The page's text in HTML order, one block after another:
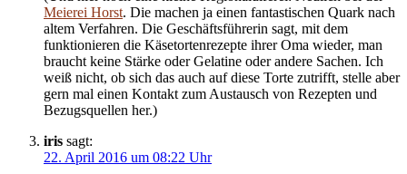
Meierei Horst. Die machen ja einen fantastischen Quark nach
altem Verfahren. Die Geschäftsführerin sagt, mit dem
funktionieren die Käsetortenrezepte ihrer Oma wieder, man
braucht keine Stärke oder Gelatine oder andere Sachen. Ich
weiß nicht, ob sich das auch auf diese Torte zutrifft, stelle aber
gern mal einen Kontakt zum Austausch von Rezepten und
Bezugsquellen her.)
iris sagt:
22. April 2016 um 08:22 Uhr